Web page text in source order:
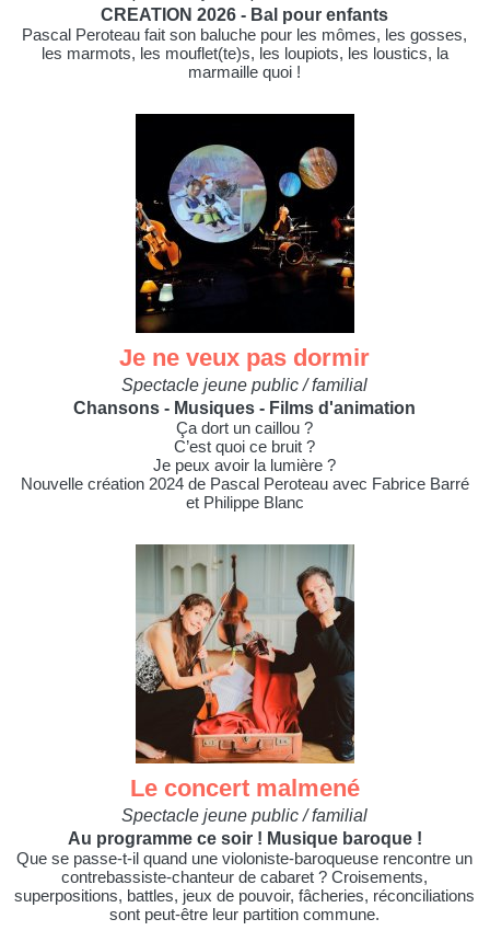
CREATION 2026 - Bal pour enfants
Pascal Peroteau fait son baluche pour les mômes, les gosses,
les marmots, les mouflet(te)s, les loupiots, les loustics, la
marmaille quoi !
Je ne veux pas dormir
Spectacle jeune public / familial
Chansons - Musiques - Films d'animation
Ça dort un caillou ?
C’est quoi ce bruit ?
Je peux avoir la lumière ?
Nouvelle création 2024 de Pascal Peroteau avec Fabrice Barré
et Philippe Blanc
Le concert malmené
Spectacle jeune public / familial
Au programme ce soir ! Musique baroque !
Que se passe-t-il quand une violoniste-baroqueuse rencontre un
contrebassiste-chanteur de cabaret ? Croisements,
superpositions, battles, jeux de pouvoir, fâcheries, réconciliations
sont peut-être leur partition commune.